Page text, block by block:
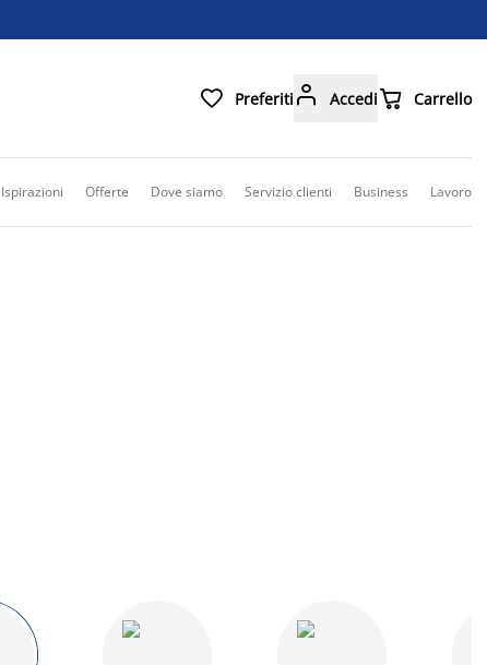
 Preferiti  Accedi Carrello
Ispirazioni Offerte Dove siamo Servizio clienti Business Lavoro